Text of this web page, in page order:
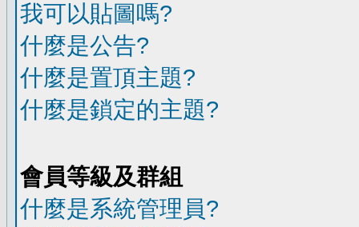
我可以貼圖嗎?
什麼是公告?
什麼是置頂主題?
什麼是鎖定的主題?
會員等級及群組
什麼是系統管理員?